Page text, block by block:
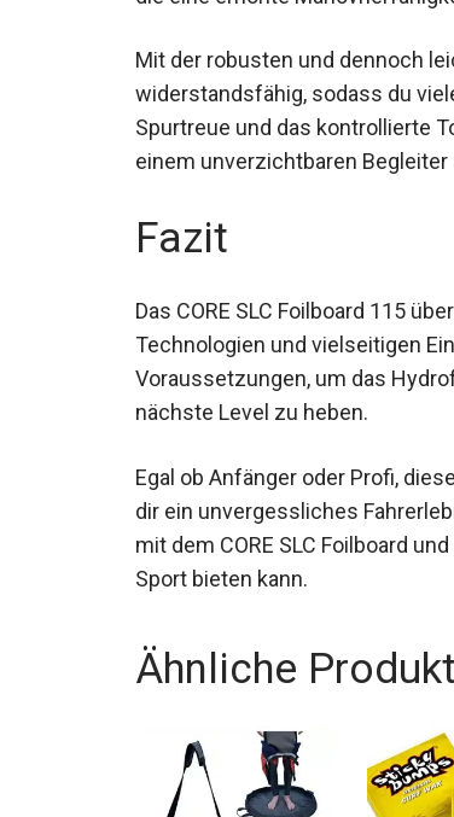
Mit der robusten und dennoch
widerstandsfähig, sodass du
Spurtreue und das kontrollierte
Fazit
Das CORE SLC Foilboard 115
Technologien und vielseitigen
Voraussetzungen, um das
Egal ob Anfänger oder Profi,
dir ein unvergessliches
mit dem CORE SLC Foilboard
Ähnliche